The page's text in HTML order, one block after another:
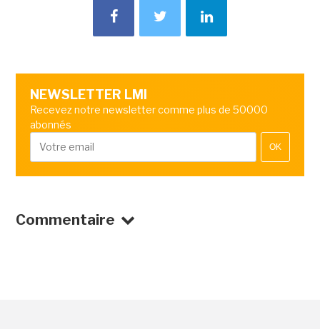
NEWSLETTER LMI
Recevez notre newsletter comme plus de 50000
abonnés
OK
Commentaire